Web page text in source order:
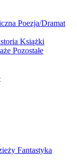
Poezja/Dramat
Książki
Pozostałe
Fantastyka